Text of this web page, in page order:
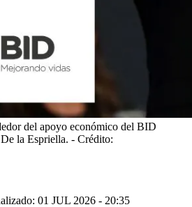
del apoyo económico del BID
la Espriella. - Crédito:
01 JUL 2026 - 20:35